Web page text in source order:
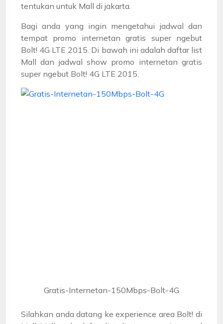
tentukan untuk Mall di jakarta.
Bagi anda yang ingin mengetahui jadwal dan
tempat promo internetan gratis super ngebut
Bolt! 4G LTE 2015. Di bawah ini adalah daftar list
Mall dan jadwal show promo internetan gratis
super ngebut Bolt! 4G LTE 2015.
Gratis-Internetan-150Mbps-Bolt-4G
Silahkan anda datang ke experience area Bolt! di